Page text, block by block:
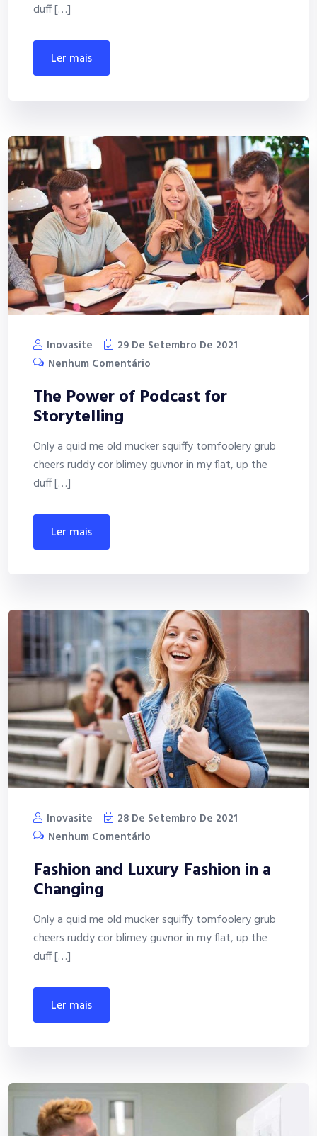
duff […]
ler mais
Inovasite
29 De Setembro De 2021
Nenhum Comentário
The Power of Podcast for
Storytelling
Only a quid me old mucker squiffy tomfoolery grub
cheers ruddy cor blimey guvnor in my flat, up the
duff […]
ler mais
Inovasite
28 De Setembro De 2021
Nenhum Comentário
Fashion and Luxury Fashion in a
Changing
Only a quid me old mucker squiffy tomfoolery grub
cheers ruddy cor blimey guvnor in my flat, up the
duff […]
ler mais